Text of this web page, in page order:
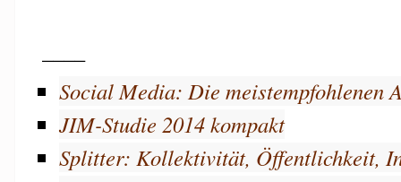
Social Media: Die meistempfohlenen
JIM-Studie 2014 kompakt
Splitter: Kollektivität, Öffentlichkeit,